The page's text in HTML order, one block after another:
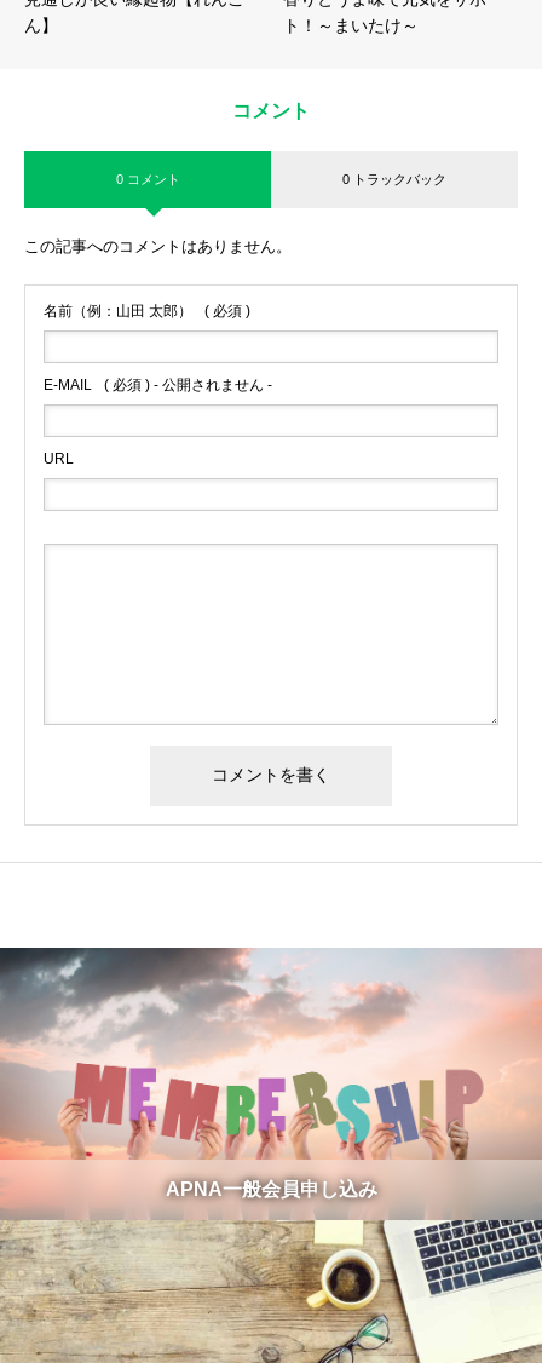
ん】
ト！～まいたけ～
コメント
0 コメント 0 トラックバック
この記事へのコメントはありません。
名前（例：山田 太郎） ( 必須 )
E-MAIL ( 必須 ) - 公開されません -
URL
APNA一般会員申し込み